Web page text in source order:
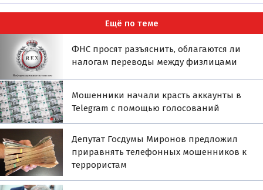
Ещё по теме
ФНС просят разъяснить, облагаются ли
налогам переводы между физлицами
Мошенники начали красть аккаунты в
Telegram с помощью голосований
Депутат Госдумы Миронов предложил
приравнять телефонных мошенников к
террористам